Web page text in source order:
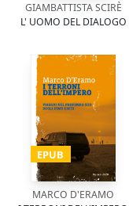
GIAMBATTISTA SCIRÈ
L' UOMO DEL DIALOGO
EPUB
MARCO D'ERAMO